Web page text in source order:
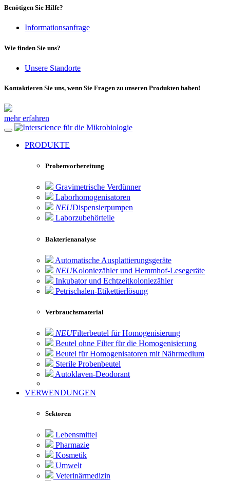
Benötigen Sie Hilfe?
Informationsanfrage
Wie finden Sie uns?
Unsere Standorte
Kontaktieren Sie uns, wenn Sie Fragen zu unseren Produkten haben!
mehr erfahren
für die Mikrobiologie
PRODUKTE
Probenvorbereitung
Gravimetrische Verdünner
Laborhomogenisatoren
NEUDispensierpumpen
Laborzubehörteile
Bakterienanalyse
Automatische Ausplattierungsgeräte
NEUKoloniezähler und Hemmhof-Lesegeräte
Inkubator und Echtzeitkoloniezähler
Petrischalen-Etikettierlösung
Verbrauchsmaterial
NEUFilterbeutel für Homogenisierung
Beutel ohne Filter für die Homogenisierung
Beutel für Homogenisatoren mit Nährmedium
Sterile Probenbeutel
Autoklaven-Deodorant
VERWENDUNGEN
Sektoren
Lebensmittel
Pharmazie
Kosmetik
Umwelt
Veterinärmedizin